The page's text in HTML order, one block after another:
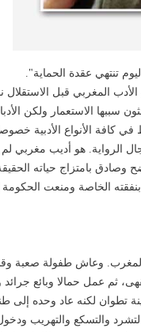
تنتهي عقدة الحماية".
المغربي قبل
الاستعمار ولكن
في كافة الأنواع الأدبية
هو أديب مغربي لم
وصادق بامتزاج حياته
الخاصة ومنعت الحكومة
شمال المغرب. وعاش طفولة
وهو دون العاشرة في مقهى، ثم عمل حمالا
تطوان لكنه عاد وحده إلى
إلا في سن العشرين، حيث قرر عام 1955 توديع عالم التشرد